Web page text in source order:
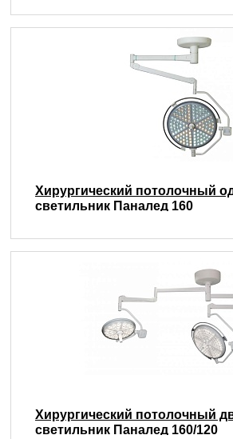
Хирургический потолочный
светильник Паналед 160
Хирургический потолочный
светильник Паналед 160/120